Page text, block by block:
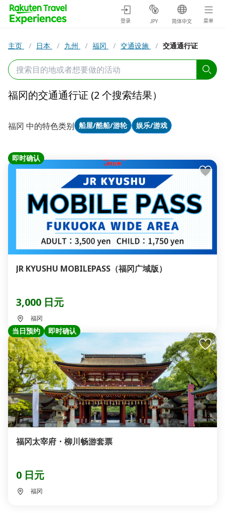
登录 JPY 简体中文 菜单
主页 / 日本 / 九州 / 福冈 / 交通设施 / 交通通行证
福冈的交通通行证 (2 个搜索结果）
福冈 中的特色类别 船屋/酷船/游轮 娱乐/游戏
即时确认
JR KYUSHU MOBILEPASS（福冈广域版）
3,000 日元
福冈
当日预约 即时确认
福冈太宰府・柳川畅游套票
0 日元
福冈